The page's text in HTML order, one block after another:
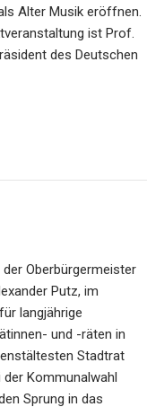
Alter Musik eröffnen.
ist Prof.
des Deutschen
Oberbürgermeister
Putz, im
langjährige
und -räten in
Stadtrat
der Kommunalwahl
Sprung in das